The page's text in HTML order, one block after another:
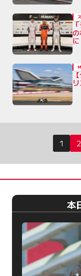
の
ペ
ー
ジ
送
り
1 2
本